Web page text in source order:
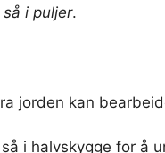
i puljer.
jorden kan
i halvskygge for å